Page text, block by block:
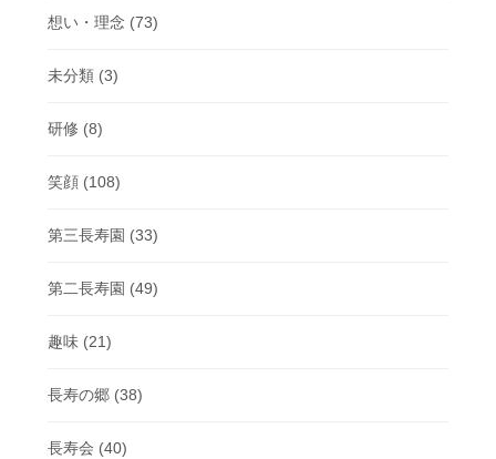
想い・理念 (73)
未分類(3)
研修 (8)
笑顔(108)
第三長寿園 (33)
第二長寿園 (49)
趣味(21)
長寿の郷(38)
長寿会 (40)